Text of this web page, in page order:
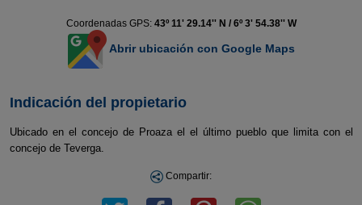
Coordenadas GPS: 43º 11' 29.14'' N / 6º 3' 54.38'' W
Abrir ubicación con Google Maps
Indicación del propietario
Ubicado en el concejo de Proaza el el último pueblo que limita con el
concejo de Teverga.
Compartir: